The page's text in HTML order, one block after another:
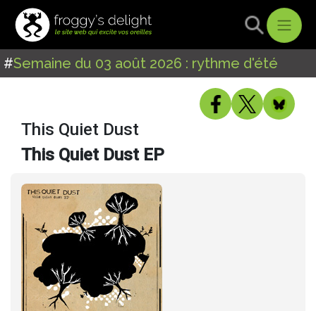
#Semaine du 03 août 2026 : rythme d'été
This Quiet Dust
This Quiet Dust EP